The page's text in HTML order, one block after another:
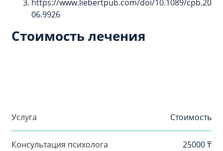
https://www.liebertpub.com/doi/10.1089/cpb.20
06.9926
Стоимость лечения
Услуга Стоимость
Консультация психолога 25000 ₸